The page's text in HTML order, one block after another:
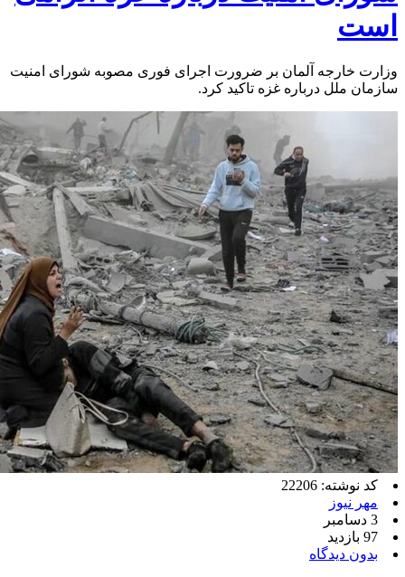
است
وزارت خارجه آلمان بر ضرورت اجرای فوری مصوبه شورای امنیت
سازمان ملل درباره غزه تاکید کرد.
کد نوشته: 22206
مهر نیوز
3 دسامبر
97 بازدید
بدون دیدگاه